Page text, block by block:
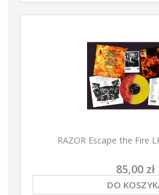
RAZOR Escape the Fire
85,00 zł
DO